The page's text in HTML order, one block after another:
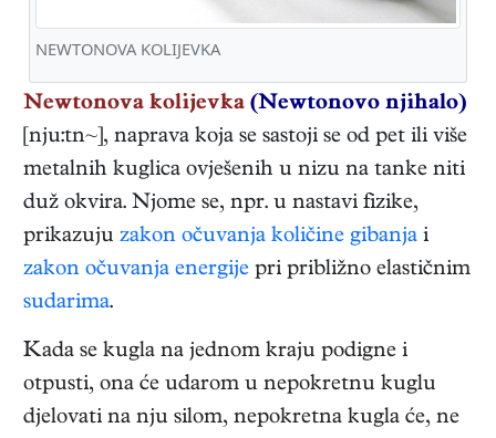
NEWTONOVA KOLIJEVKA
Newtonova kolijevka (Newtonovo njihalo)
[nju:tn~], naprava koja se sastoji se od pet ili više
metalnih kuglica ovješenih u nizu na tanke niti
duž okvira. Njome se, npr. u nastavi fizike,
prikazuju zakon očuvanja količine gibanja i
zakon očuvanja energije pri približno elastičnim
sudarima.
Kada se kugla na jednom kraju podigne i
otpusti, ona će udarom u nepokretnu kuglu
djelovati na nju silom, nepokretna kugla će, ne